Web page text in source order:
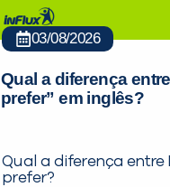
03/08/2026
Qual a diferença entre
prefer” em inglês?
Qual a diferença entre
prefer?